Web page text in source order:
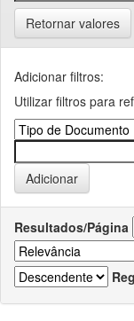
Retornar valores
Adicionar filtros:
Utilizar filtros para
Resultados/Página